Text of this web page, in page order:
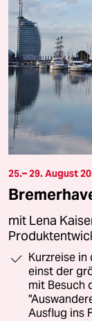
25.– 29. August
mit Lena
Kurzreise
einst der
mit Besuch
Ausflug ins